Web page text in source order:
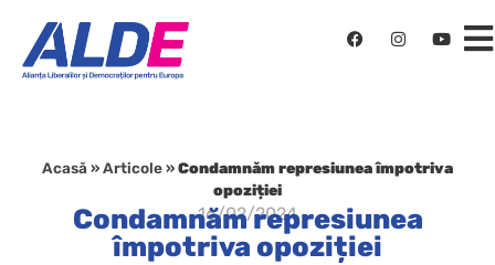
Acasă »Articole»Condamnăm represiunea împotriva
opoziției
16/02/2024
Condamnăm represiunea
împotriva opoziției